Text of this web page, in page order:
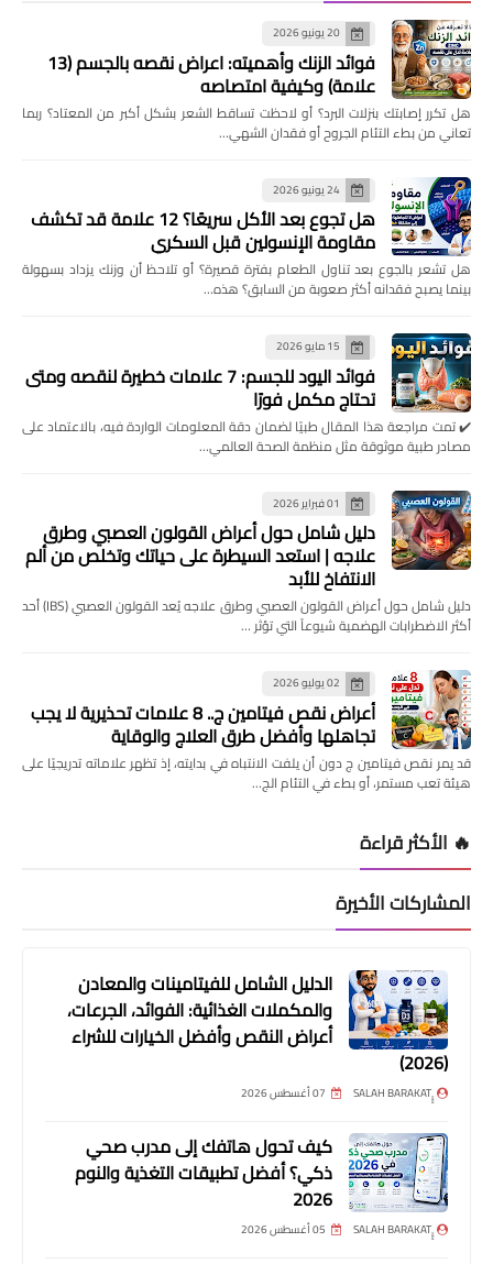
20 يونيو 2026
فوائد الزنك وأهميته: اعراض نقصه بالجسم (13
علامة) وكيفية امتصاصه
هل تكرر إصابتك بنزلات البرد؟ أو لاحظت تساقط الشعر بشكل أكبر من المعتاد؟ ربما
تعاني من بطء التئام الجروح أو فقدان الشهي…
24 يونيو 2026
هل تجوع بعد الأكل سريعًا؟ 12 علامة قد تكشف
مقاومة الإنسولين قبل السكري
هل تشعر بالجوع بعد تناول الطعام بفترة قصيرة؟ أو تلاحظ أن وزنك يزداد بسهولة
بينما يصبح فقدانه أكثر صعوبة من السابق؟ هذه…
15 مايو 2026
فوائد اليود للجسم: 7 علامات خطيرة لنقصه ومتى
تحتاج مكمل فورًا
✔️ تمت مراجعة هذا المقال طبيًا لضمان دقة المعلومات الواردة فيه، بالاعتماد على
مصادر طبية موثوقة مثل منظمة الصحة العالمي…
01 فبراير 2026
دليل شامل حول أعراض القولون العصبي وطرق
علاجه | استعد السيطرة على حياتك وتخلص من ألم
الانتفاخ للأبد
دليل شامل حول أعراض القولون العصبي وطرق علاجه يُعد القولون العصبي (IBS) أحد
أكثر الاضطرابات الهضمية شيوعاً التي تؤثر …
02 يوليو 2026
أعراض نقص فيتامين ج.. 8 علامات تحذيرية لا يجب
تجاهلها وأفضل طرق العلاج والوقاية
قد يمر نقص فيتامين ج دون أن يلفت الانتباه في بدايته، إذ تظهر علاماته تدريجيًا على
هيئة تعب مستمر، أو بطء في التئام الج…
🔥 الأكثر قراءة
المشاركات الأخيرة
الدليل الشامل للفيتامينات والمعادن
والمكملات الغذائية: الفوائد، الجرعات،
أعراض النقص وأفضل الخيارات للشراء
(2026)
07 أغسطس 2026
كيف تحول هاتفك إلى مدرب صحي
ذكي؟ أفضل تطبيقات التغذية والنوم
2026
05 أغسطس 2026